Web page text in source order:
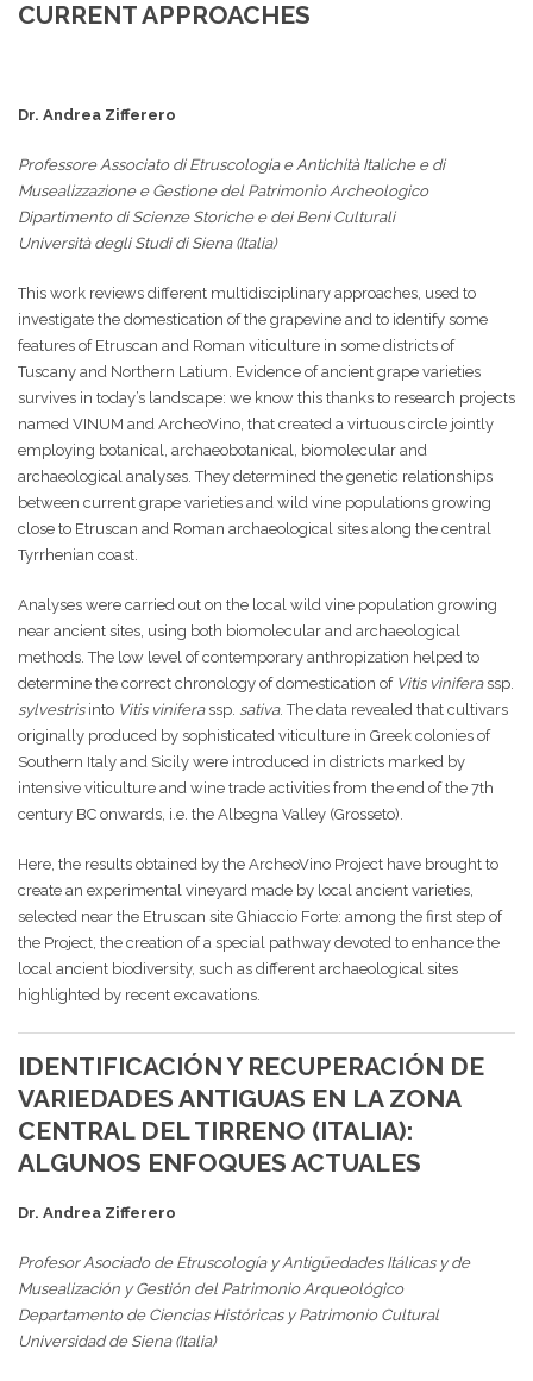
CURRENT APPROACHES
Dr. Andrea Zifferero
Professore Associato di Etruscologia e Antichità Italiche e di
Musealizzazione e Gestione del Patrimonio Archeologico
Dipartimento di Scienze Storiche e dei Beni Culturali
Università degli Studi di Siena (Italia)
This work reviews different multidisciplinary approaches, used to
investigate the domestication of the grapevine and to identify some
features of Etruscan and Roman viticulture in some districts of
Tuscany and Northern Latium. Evidence of ancient grape varieties
survives in today’s landscape: we know this thanks to research projects
named VINUM and ArcheoVino, that created a virtuous circle jointly
employing botanical, archaeobotanical, biomolecular and
archaeological analyses. They determined the genetic relationships
between current grape varieties and wild vine populations growing
close to Etruscan and Roman archaeological sites along the central
Tyrrhenian coast.
Analyses were carried out on the local wild vine population growing
near ancient sites, using both biomolecular and archaeological
methods. The low level of contemporary anthropization helped to
determine the correct chronology of domestication of Vitis viniferassp.
sylvestrisinto Vitis viniferassp. sativa. The data revealed that cultivars
originally produced by sophisticated viticulture in Greek colonies of
Southern Italy and Sicily were introduced in districts marked by
intensive viticulture and wine trade activities from the end of the 7th
century BC onwards, i.e. the Albegna Valley (Grosseto).
Here, the results obtained by the ArcheoVino Project have brought to
create an experimental vineyard made by local ancient varieties,
selected near the Etruscan site Ghiaccio Forte: among the first step of
the Project, the creation of a special pathway devoted to enhance the
local ancient biodiversity, such as different archaeological sites
highlighted by recent excavations.
IDENTIFICACIÓN Y RECUPERACIÓN DE
VARIEDADES ANTIGUAS EN LA ZONA
CENTRAL DEL TIRRENO (ITALIA):
ALGUNOS ENFOQUES ACTUALES
Dr. Andrea Zifferero
Profesor Asociado de Etruscología y Antigüedades Itálicas y de
Musealización y Gestión del Patrimonio Arqueológico
Departamento de Ciencias Históricas y Patrimonio Cultural
Universidad de Siena (Italia)